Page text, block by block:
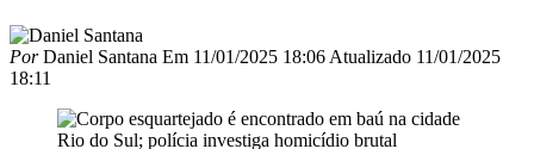
PorDaniel Santana Em 11/01/2025 18:06 Atualizado 11/01/2025
18:11